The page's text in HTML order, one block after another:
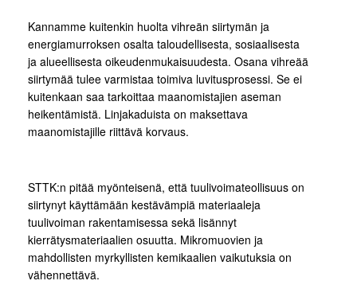
Kannamme kuitenkin huolta vihreän siirtymän ja
energiamurroksen osalta taloudellisesta, sosiaalisesta
ja alueellisesta oikeudenmukaisuudesta. Osana vihreää
siirtymää tulee varmistaa toimiva luvitusprosessi. Se ei
kuitenkaan saa tarkoittaa maanomistajien aseman
heikentämistä. Linjakaduista on maksettava
maanomistajille riittävä korvaus.
STTK:n pitää myönteisenä, että tuulivoimateollisuus on
siirtynyt käyttämään kestävämpiä materiaaleja
tuulivoiman rakentamisessa sekä lisännyt
kierrätysmateriaalien osuutta. Mikromuovien ja
mahdollisten myrkyllisten kemikaalien vaikutuksia on
vähennettävä.